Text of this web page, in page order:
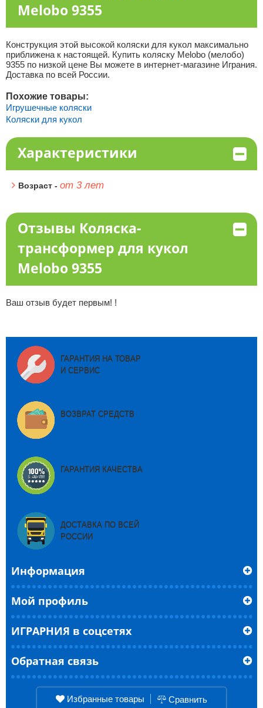
Melobo 9355
Конструкция этой высокой коляски для кукол максимально
приближена к настоящей. Купить коляску Melobo (мелобо)
9355 по низкой цене Вы можете в интернет-магазине Играния.
Доставка по всей России.
Похожие товары:
Игрушечные коляски
Коляски для кукол
Характеристики
Возраст - от 3 лет
Отзывы Коляска-
трансформер для кукол
Melobo 9355
Ваш отзыв будет первым! !
ГАРАНТИЯ НА ТОВАР
И СЕРВИС
ВОЗВРАТ СРЕДСТВ
ГАРАНТИЯ КАЧЕСТВА
ДОСТАВКА ПО ВСЕЙ
РОССИИ
Информация
Мой профиль
ИГРАРНИЯ в соцсетях
Обратная связь
Избранные товары